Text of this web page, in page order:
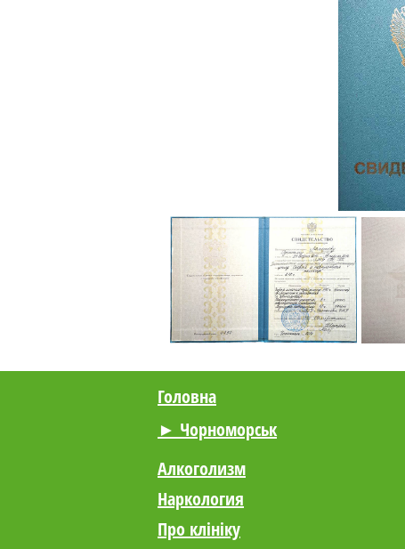
Головна
► Чорноморськ
Алкоголизм
Наркология
Про клініку